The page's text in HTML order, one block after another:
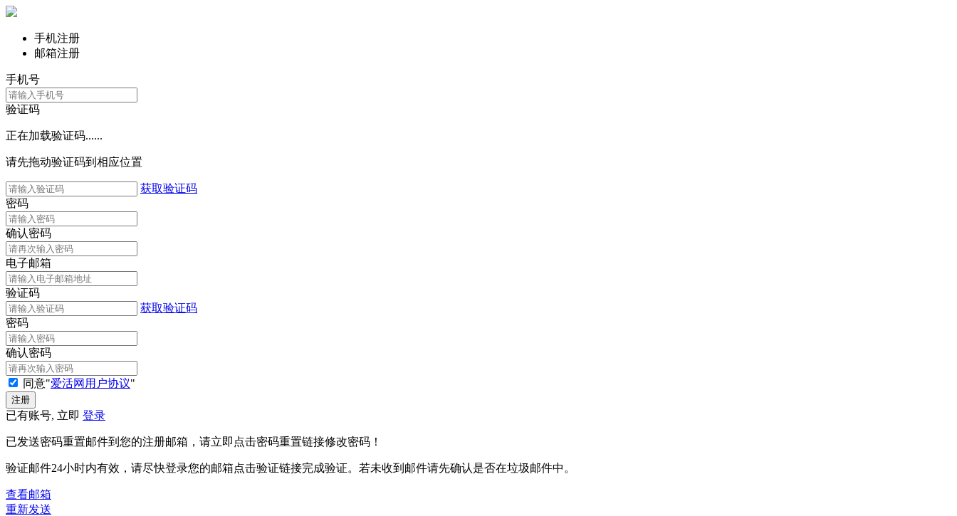
手机注册
邮箱注册
手机号
验证码
正在加载验证码......
请先拖动验证码到相应位置
获取验证码
密码
确认密码
电子邮箱
验证码
获取验证码
密码
确认密码
同意"爱活网用户协议"
已有账号, 立即 登录
已发送密码重置邮件到您的注册邮箱，请立即点击密码重置链接修改密码！
验证邮件24小时内有效，请尽快登录您的邮箱点击验证链接完成验证。若未收到邮件请先确认是否在垃圾邮件中。
查看邮箱
重新发送